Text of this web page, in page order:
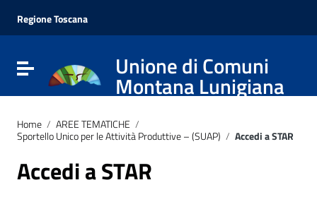
Vai al menu di navigazione
Vai al footer
Regione Toscana
Attiva / disattiva la navigazioneUnione di Comuni
Montana Lunigiana
Home / AREE TEMATICHE /
Sportello Unico per le Attività Produttive – (SUAP) / Accedi a STAR
Accedi a STAR